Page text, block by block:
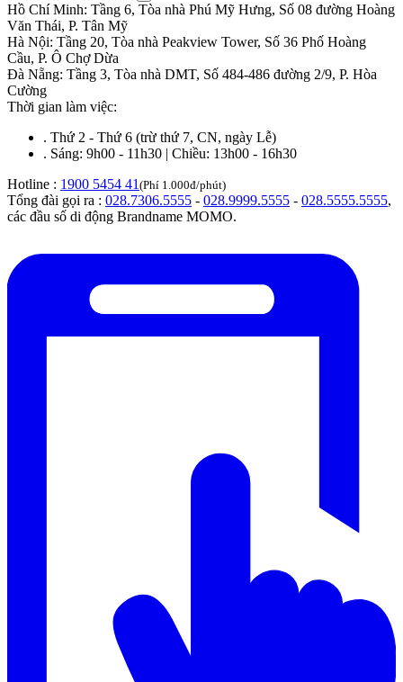
Hồ Chí Minh: Tầng 6, Tòa nhà Phú Mỹ Hưng, Số 08 đường Hoàng
Văn Thái, P. Tân Mỹ
Hà Nội: Tầng 20, Tòa nhà Peakview Tower, Số 36 Phố Hoàng
Cầu, P. Ô Chợ Dừa
Đà Nẵng: Tầng 3, Tòa nhà DMT, Số 484-486 đường 2/9, P. Hòa
Cường
Thời gian làm việc:
. Thứ 2 - Thứ 6 (trừ thứ 7, CN, ngày Lễ)
. Sáng: 9h00 - 11h30 | Chiều: 13h00 - 16h30
Hotline : 1900 5454 41 (Phí 1.000đ/phút)
Tổng đài gọi ra : 028.7306.5555 - 028.9999.5555 - 028.5555.5555,
các đầu số di động Brandname MOMO.